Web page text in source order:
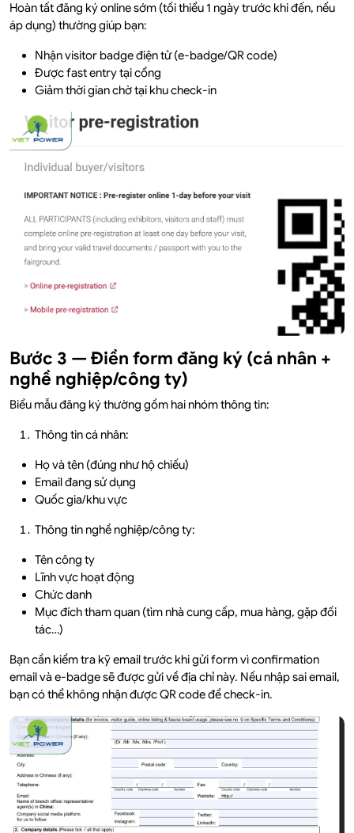
Hoàn tất đăng ký online sớm (tối thiểu 1 ngày trước khi đến, nếu
áp dụng) thường giúp bạn:
Nhận visitor badge điện tử (e-badge/QR code)
Được fast entry tại cổng
Giảm thời gian chờ tại khu check-in
Bước 3 — Điền form đăng ký (cá nhân +
nghề nghiệp/công ty)
Biểu mẫu đăng ký thường gồm hai nhóm thông tin:
Thông tin cá nhân:
Họ và tên (đúng như hộ chiếu)
Email đang sử dụng
Quốc gia/khu vực
Thông tin nghề nghiệp/công ty:
Tên công ty
Lĩnh vực hoạt động
Chức danh
Mục đích tham quan (tìm nhà cung cấp, mua hàng, gặp đối
tác…)
Bạn cần kiểm tra kỹ email trước khi gửi form vì confirmation
email và e-badge sẽ được gửi về địa chỉ này. Nếu nhập sai email,
bạn có thể không nhận được QR code để check-in.